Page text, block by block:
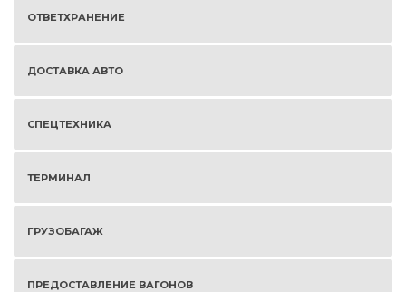
ОТВЕТХРАНЕНИЕ
ДОСТАВКА АВТО
СПЕЦТЕХНИКА
ТЕРМИНАЛ
ГРУЗОБАГАЖ
ПРЕДОСТАВЛЕНИЕ ВАГОНОВ